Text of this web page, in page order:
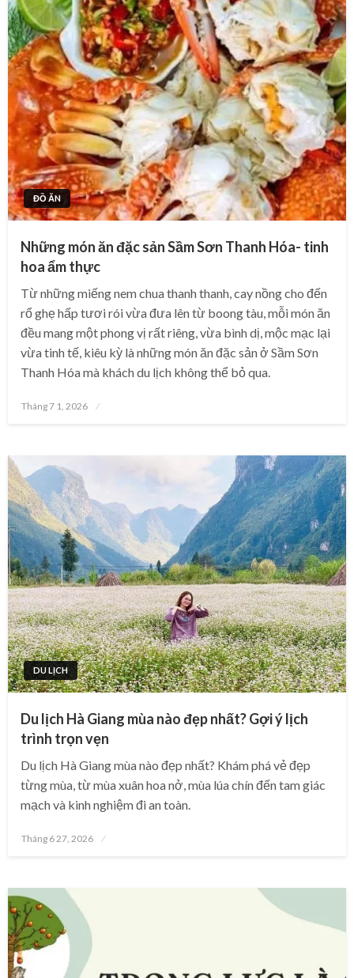
ĐỒ ĂN
Những món ăn đặc sản Sầm Sơn Thanh Hóa- tinh
hoa ẩm thực
Từ những miếng nem chua thanh thanh, cay nồng cho đến
rổ ghẹ hấp tươi rói vừa đưa lên từ boong tàu, mỗi món ăn
đều mang một phong vị rất riêng, vừa bình dị, mộc mạc lại
vừa tinh tế, kiêu kỳ là những món ăn đặc sản ở Sầm Sơn
Thanh Hóa mà khách du lịch không thể bỏ qua.
Posted
Tháng 7 1, 2026
DU LỊCH
Du lịch Hà Giang mùa nào đẹp nhất? Gợi ý lịch
trình trọn vẹn
Du lịch Hà Giang mùa nào đẹp nhất? Khám phá vẻ đẹp
từng mùa, từ mùa xuân hoa nở, mùa lúa chín đến tam giác
mạch và kinh nghiệm đi an toàn.
Posted
Tháng 6 27, 2026